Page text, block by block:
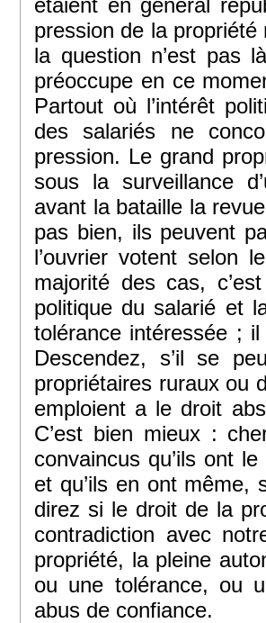
étaient en général
pression de la propriété
la question n’est pas
préoccupe en ce
Partout où l’intérêt
des salariés ne
pression. Le grand
sous la surveillance
avant la bataille la
pas bien, ils peuvent
l’ouvrier votent selon
majorité des cas,
politique du salarié et
tolérance intéressée ;
Descendez, s’il se
propriétaires ruraux ou
emploient a le droit
C’est bien mieux :
convaincus qu’ils ont
et qu’ils en ont
direz si le droit de la
contradiction avec
propriété, la pleine
ou une tolérance, ou
abus de confiance.